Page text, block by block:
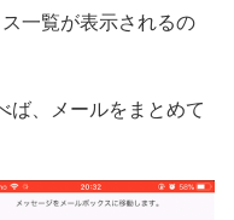
一覧が表示されるの
ば、メールをまとめて